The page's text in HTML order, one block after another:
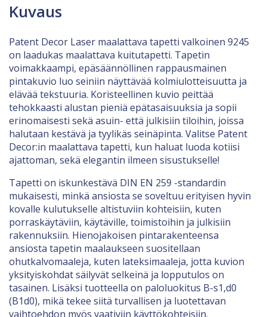
Kuvaus
Patent Decor Laser maalattava tapetti valkoinen 9245
on laadukas maalattava kuitutapetti. Tapetin
voimakkaampi, epäsäännöllinen rappausmainen
pintakuvio luo seiniin näyttävää kolmiulotteisuutta ja
elävää tekstuuria. Koristeellinen kuvio peittää
tehokkaasti alustan pieniä epätasaisuuksia ja sopii
erinomaisesti sekä asuin- että julkisiin tiloihin, joissa
halutaan kestävä ja tyylikäs seinäpinta. Valitse Patent
Decor:in maalattava tapetti, kun haluat luoda kotiisi
ajattoman, sekä elegantin ilmeen sisustukselle!
Tapetti on iskunkestävä DIN EN 259 -standardin
mukaisesti, minkä ansiosta se soveltuu erityisen hyvin
kovalle kulutukselle altistuviin kohteisiin, kuten
porraskäytäviin, käytäville, toimistoihin ja julkisiin
rakennuksiin. Hienojakoisen pintarakenteensa
ansiosta tapetin maalaukseen suositellaan
ohutkalvomaaleja, kuten lateksimaaleja, jotta kuvion
yksityiskohdat säilyvät selkeinä ja lopputulos on
tasainen. Lisäksi tuotteella on paloluokitus B-s1,d0
(B1d0), mikä tekee siitä turvallisen ja luotettavan
vaihtoehdon myös vaativiin käyttökohteisiin.